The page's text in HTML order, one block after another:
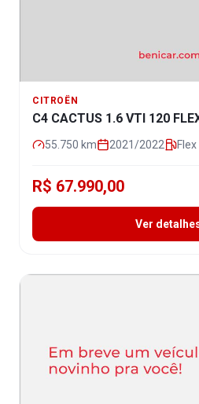
CITROËN
C4 CACTUS 1.6 VTI 120
55.750 km 2021/2022 Flex
R$ 67.990,00
Ver